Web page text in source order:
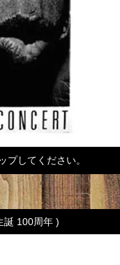
プしてください。
誕 100周年 )